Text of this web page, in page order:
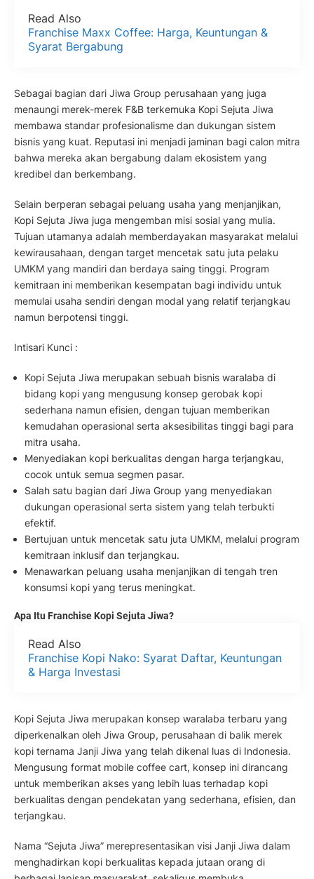
Read Also
Franchise Maxx Coffee: Harga, Keuntungan &
Syarat Bergabung
Sebagai bagian dari Jiwa Group perusahaan yang juga
menaungi merek-merek F&B terkemuka Kopi Sejuta Jiwa
membawa standar profesionalisme dan dukungan sistem
bisnis yang kuat. Reputasi ini menjadi jaminan bagi calon mitra
bahwa mereka akan bergabung dalam ekosistem yang
kredibel dan berkembang.
Selain berperan sebagai peluang usaha yang menjanjikan,
Kopi Sejuta Jiwa juga mengemban misi sosial yang mulia.
Tujuan utamanya adalah memberdayakan masyarakat melalui
kewirausahaan, dengan target mencetak satu juta pelaku
UMKM yang mandiri dan berdaya saing tinggi. Program
kemitraan ini memberikan kesempatan bagi individu untuk
memulai usaha sendiri dengan modal yang relatif terjangkau
namun berpotensi tinggi.
Intisari Kunci :
Kopi Sejuta Jiwa merupakan sebuah bisnis waralaba di
bidang kopi yang mengusung konsep gerobak kopi
sederhana namun efisien, dengan tujuan memberikan
kemudahan operasional serta aksesibilitas tinggi bagi para
mitra usaha.
Menyediakan kopi berkualitas dengan harga terjangkau,
cocok untuk semua segmen pasar.
Salah satu bagian dari Jiwa Group yang menyediakan
dukungan operasional serta sistem yang telah terbukti
efektif.
Bertujuan untuk mencetak satu juta UMKM, melalui program
kemitraan inklusif dan terjangkau.
Menawarkan peluang usaha menjanjikan di tengah tren
konsumsi kopi yang terus meningkat.
Apa Itu Franchise Kopi Sejuta Jiwa?
Read Also
Franchise Kopi Nako: Syarat Daftar, Keuntungan
& Harga Investasi
Kopi Sejuta Jiwa merupakan konsep waralaba terbaru yang
diperkenalkan oleh Jiwa Group, perusahaan di balik merek
kopi ternama Janji Jiwa yang telah dikenal luas di Indonesia.
Mengusung format mobile coffee cart, konsep ini dirancang
untuk memberikan akses yang lebih luas terhadap kopi
berkualitas dengan pendekatan yang sederhana, efisien, dan
terjangkau.
Nama “Sejuta Jiwa” merepresentasikan visi Janji Jiwa dalam
menghadirkan kopi berkualitas kepada jutaan orang di